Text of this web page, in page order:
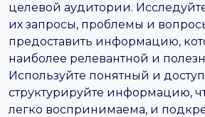
целевой аудитории.
их запросы, проблемы и
предоставить информацию,
наиболее релевантной и
Используйте понятный и
структурируйте информацию,
легко воспринимаема, и